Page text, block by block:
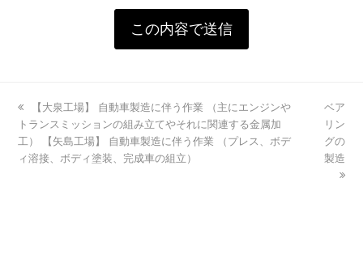
previous
post:
【大泉工場】 自動車製造に伴う作業 （主にエンジンや
トランスミッションの組み立てやそれに関連する金属加
工） 【矢島工場】 自動車製造に伴う作業 （プレス、ボデ
ィ溶接、ボディ塗装、完成車の組立）
next
post:
ベア
リン
グの
製造